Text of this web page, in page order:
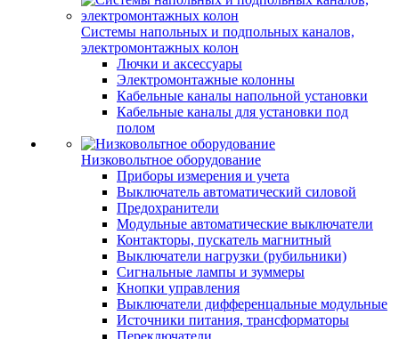
Системы напольных и подпольных каналов,
электромонтажных колон
Лючки и аксессуары
Электромонтажные колонны
Кабельные каналы напольной установки
Кабельные каналы для установки под
полом
Низковольтное оборудование
Приборы измерения и учета
Выключатель автоматический силовой
Предохранители
Модульные автоматические выключатели
Контакторы, пускатель магнитный
Выключатели нагрузки (рубильники)
Сигнальные лампы и зуммеры
Кнопки управления
Выключатели дифференцальные модульные
Источники питания, трансформаторы
Переключатели